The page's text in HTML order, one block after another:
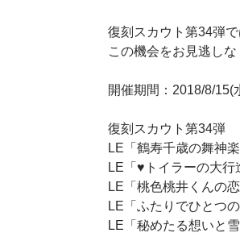
復刻スカウト第34弾
この機会をお見逃しな
開催期間：2018/8/15(
復刻スカウト第34弾
LE「鶴寿千歳の舞神
LE「♥トイラーの大
LE「桃色桃井くんの
LE「ふたりでひとつ
LE「秘めたる想いと